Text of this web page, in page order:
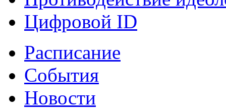
Цифровой ID
Расписание
События
Новости